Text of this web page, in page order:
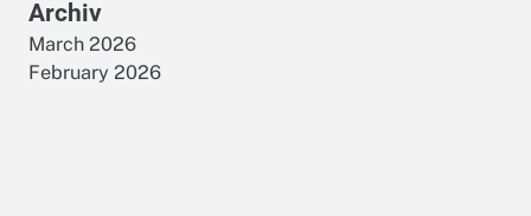
Archiv
March 2026
February 2026